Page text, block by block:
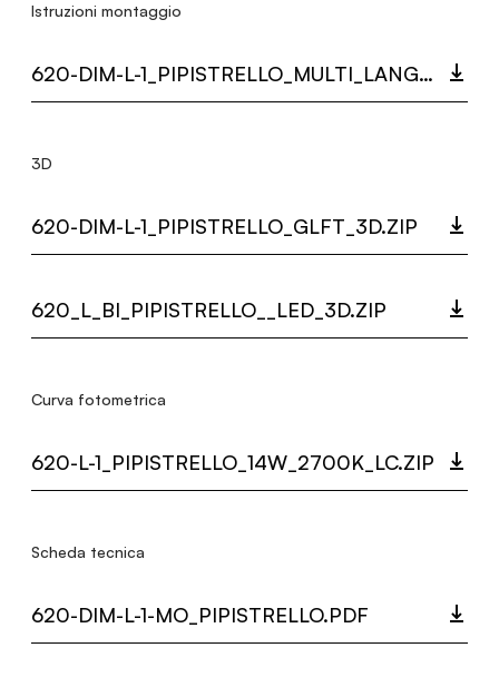
Istruzioni montaggio
620-DIM-L-1_PIPISTRELLO_MULTI_LANGUAGE_9262_INST.PDF
3D
620-DIM-L-1_PIPISTRELLO_GLFT_3D.ZIP
620_L_BI_PIPISTRELLO__LED_3D.ZIP
Curva fotometrica
620-L-1_PIPISTRELLO_14W_2700K_LC.ZIP
Scheda tecnica
620-DIM-L-1-MO_PIPISTRELLO.PDF